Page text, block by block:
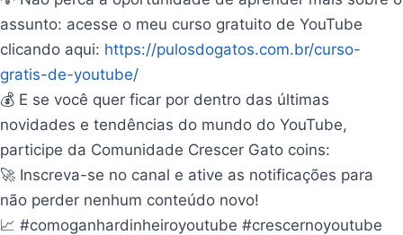
assunto: acesse o meu curso gratuito de YouTube
clicando aqui: https://pulosdogatos.com.br/curso-
gratis-de-youtube/
💰 E se você quer ficar por dentro das últimas
novidades e tendências do mundo do YouTube,
participe da Comunidade Crescer Gato coins:
🚀 Inscreva-se no canal e ative as notificações para
não perder nenhum conteúdo novo!
📈 #comoganhardinheiroyoutube #crescernoyoutube